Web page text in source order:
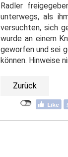
Radler
unterwegs, als
versuchten, sich
wurde an einem
geworfen und sei
können. Hinweise
Zurück